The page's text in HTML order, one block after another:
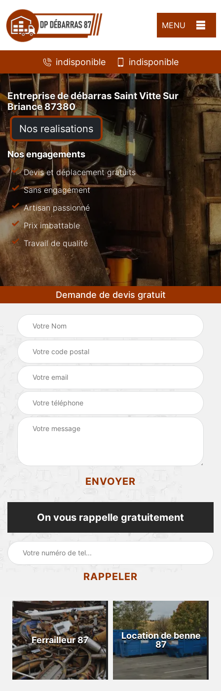
MENU
indisponible indisponible
Entreprise de débarras Saint Vitte Sur
Briance 87380
Nos realisations
Nos engagements
Devis et déplacement gratuits
Sans engagement
Artisan passionné
Prix imbattable
Travail de qualité
Demande de devis gratuit
On vous rappelle gratuitement
Ferrailleur 87
Location de benne
87